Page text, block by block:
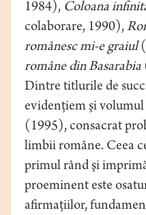
1984), Coloana
colaborare, 1990),
românesc mi-e graiul
române din Basarabia
Dintre titlurile de
evidenţiem şi volumul
(1995), consacrat
limbii române. Ceea
primul rând şi
proeminent este
aﬁrmaţiilor,